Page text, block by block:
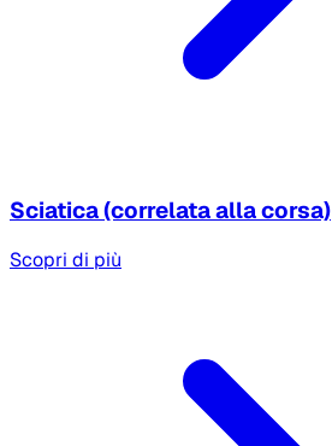
Sciatica (correlata alla corsa)
Scopri di più